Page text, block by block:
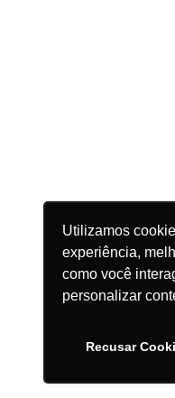
Utilizamos
experiência,
como você
personalizar
Recusar